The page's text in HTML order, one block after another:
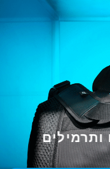
ותרמילים